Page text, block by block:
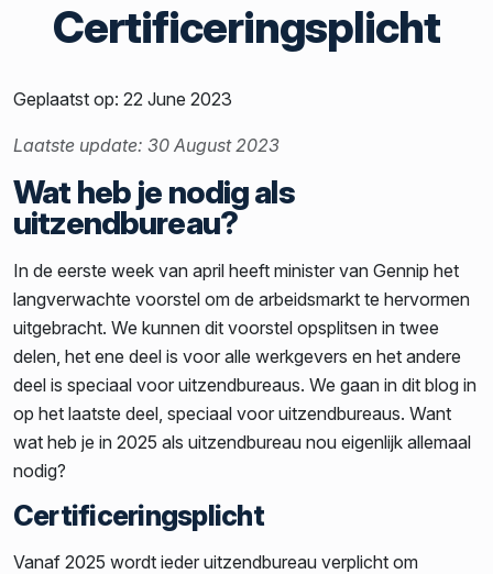
Certificeringsplicht
Geplaatst op: 22 June 2023
Laatste update: 30 August 2023
Wat heb je nodig als
uitzendbureau?
In de eerste week van april heeft minister van Gennip het
langverwachte voorstel om de arbeidsmarkt te hervormen
uitgebracht. We kunnen dit voorstel opsplitsen in twee
delen, het ene deel is voor alle werkgevers en het andere
deel is speciaal voor uitzendbureaus. We gaan in dit blog in
op het laatste deel, speciaal voor uitzendbureaus. Want
wat heb je in 2025 als uitzendbureau nou eigenlijk allemaal
nodig?
Certificeringsplicht
Vanaf 2025 wordt ieder uitzendbureau verplicht om